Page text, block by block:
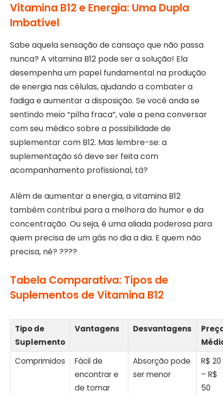
Vitamina B12 e Energia: Uma Dupla
Imbatível
Sabe aquela sensação de cansaço que não passa
nunca? A vitamina B12 pode ser a solução! Ela
desempenha um papel fundamental na produção
de energia nas células, ajudando a combater a
fadiga e aumentar a disposição. Se você anda se
sentindo meio “pilha fraca”, vale a pena conversar
com seu médico sobre a possibilidade de
suplementar com B12. Mas lembre-se: a
suplementação só deve ser feita com
acompanhamento profissional, tá?
Além de aumentar a energia, a vitamina B12
também contribui para a melhora do humor e da
concentração. Ou seja, é uma aliada poderosa para
quem precisa de um gás no dia a dia. E quem não
precisa, né? ????
Tabela Comparativa: Tipos de
Suplementos de Vitamina B12
Tipo de
Suplemento
Vantagens Desvantagens
Comprimidos
Fácil de
encontrar e
de tomar
Absorção pode
ser menor
R$ 20
– R$
50